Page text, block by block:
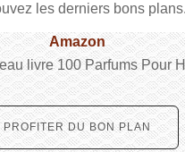
les derniers bons plans.
Amazon
livre 100 Parfums Pour
PROFITER DU BON PLAN